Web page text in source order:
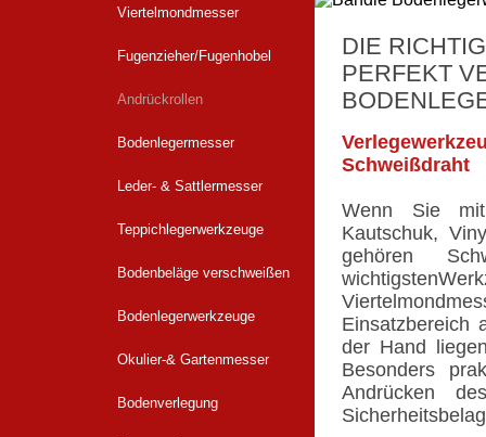
Viertelmondmesser
Fugenzieher/Fugenhobel
Andrückrollen
Bodenlegermesser
Leder- & Sattlermesser
Teppichlegerwerkzeuge
Bodenbeläge verschweißen
Bodenlegerwerkzeuge
Okulier-& Gartenmesser
Bodenverlegung
DIE
PERFEKT
Schweißdraht
Wenn Sie mit
Kautschuk,
gehören
Einsatzbereich
der Hand
Besonders
Andrücken